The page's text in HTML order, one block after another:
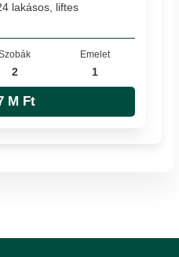
lakásos, liftes
2
Emelet
1
M Ft